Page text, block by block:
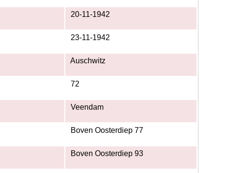
20-11-1942
23-11-1942
Auschwitz
72
Veendam
Boven Oosterdiep 77
Boven Oosterdiep 93